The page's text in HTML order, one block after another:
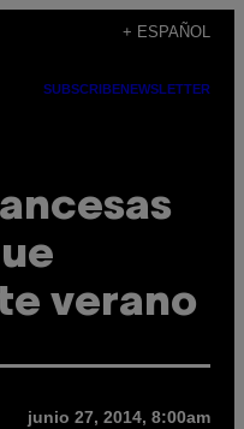
+ ESPAÑOL
SUBSCRIBENEWSLETTER
verano
junio 27, 2014, 8:00am